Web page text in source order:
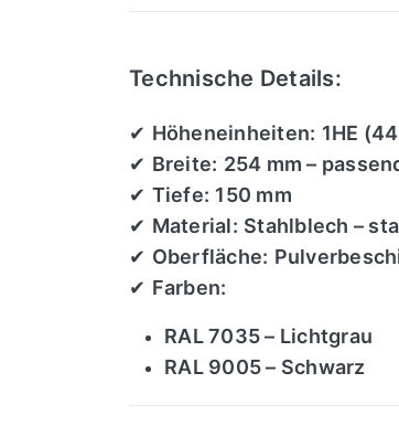
Technische Details:
✔ Höheneinheiten: 1HE
✔ Breite: 254 mm –
✔ Tiefe: 150 mm
✔ Material: Stahlblech –
✔ Oberfläche:
✔ Farben:
RAL 7035 – Lichtgrau
RAL 9005 – Schwarz